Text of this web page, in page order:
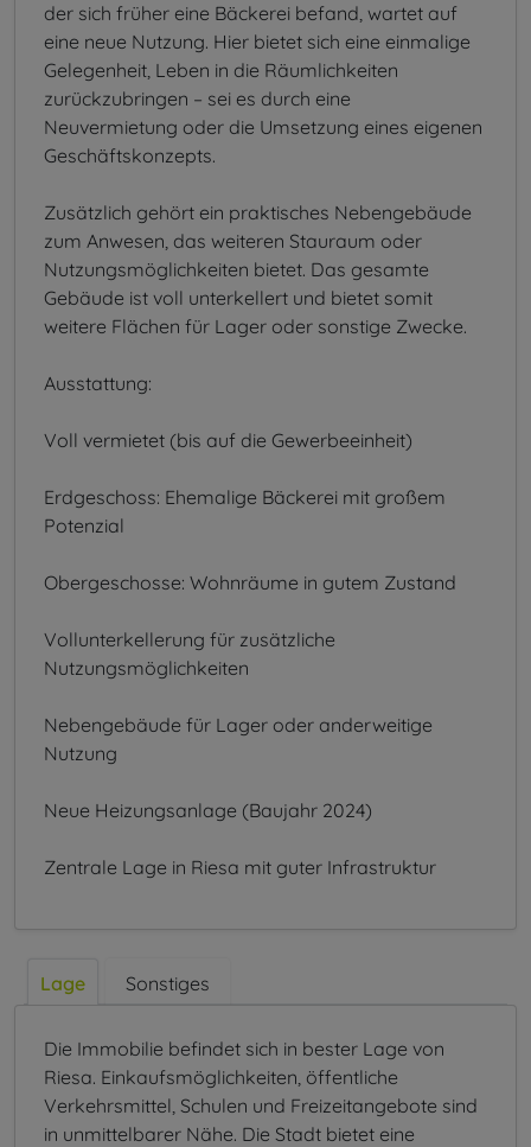
der sich früher eine Bäckerei befand, wartet auf
eine neue Nutzung. Hier bietet sich eine einmalige
Gelegenheit, Leben in die Räumlichkeiten
zurückzubringen – sei es durch eine
Neuvermietung oder die Umsetzung eines eigenen
Geschäftskonzepts.
Zusätzlich gehört ein praktisches Nebengebäude
zum Anwesen, das weiteren Stauraum oder
Nutzungsmöglichkeiten bietet. Das gesamte
Gebäude ist voll unterkellert und bietet somit
weitere Flächen für Lager oder sonstige Zwecke.
Ausstattung:
Voll vermietet (bis auf die Gewerbeeinheit)
Erdgeschoss: Ehemalige Bäckerei mit großem
Potenzial
Obergeschosse: Wohnräume in gutem Zustand
Vollunterkellerung für zusätzliche
Nutzungsmöglichkeiten
Nebengebäude für Lager oder anderweitige
Nutzung
Neue Heizungsanlage (Baujahr 2024)
Zentrale Lage in Riesa mit guter Infrastruktur
Lage Sonstiges
Die Immobilie befindet sich in bester Lage von
Riesa. Einkaufsmöglichkeiten, öffentliche
Verkehrsmittel, Schulen und Freizeitangebote sind
in unmittelbarer Nähe. Die Stadt bietet eine